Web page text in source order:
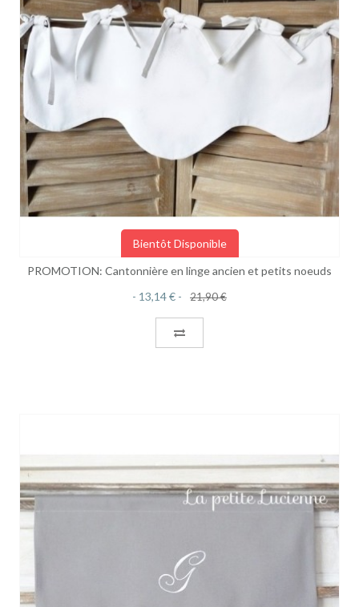
Bientôt Disponible
PROMOTION: Cantonnière en linge ancien et petits noeuds
13,14 €
21,90 €